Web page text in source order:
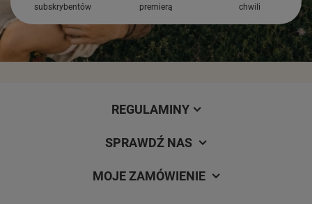
subskrybentów
premierą
chwili
REGULAMINY
SPRAWDŹ NAS
MOJE ZAMÓWIENIE